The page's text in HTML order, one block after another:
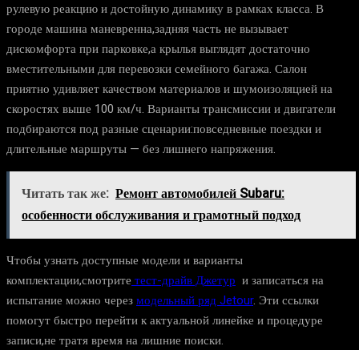
рулевую реакцию и достойную динамику в рамках класса. В
городе машина маневренна,задняя часть не вызывает
дискомфорта при парковке,а крылья выглядят достаточно
вместительными для перевозки семейного багажа. Салон
приятно удивляет качеством материалов и шумоизоляцией на
скоростях выше 100 км/ч. Варианты трансмиссии и двигатели
подбираются под разные сценарии:повседневные поездки и
длительные маршруты — без лишнего напряжения.
Читать так же: Ремонт автомобилей Subaru:
особенности обслуживания и грамотный подход
Чтобы узнать доступные модели и варианты
комплектации,смотрите тест-драйв Джетур и записаться на
испытание можно черезмодельный ряд Jetour. Эти ссылки
помогут быстро перейти к актуальной линейке и процедуре
записи,не тратя время на лишние поиски.